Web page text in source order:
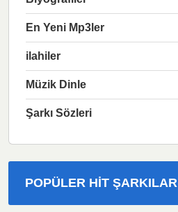
En Yeni Mp3ler
ilahiler
Müzik Dinle
Şarkı Sözleri
POPÜLER HIT ŞARKILAR